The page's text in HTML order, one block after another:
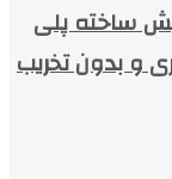
ساخته پلی
و بدون تخریب